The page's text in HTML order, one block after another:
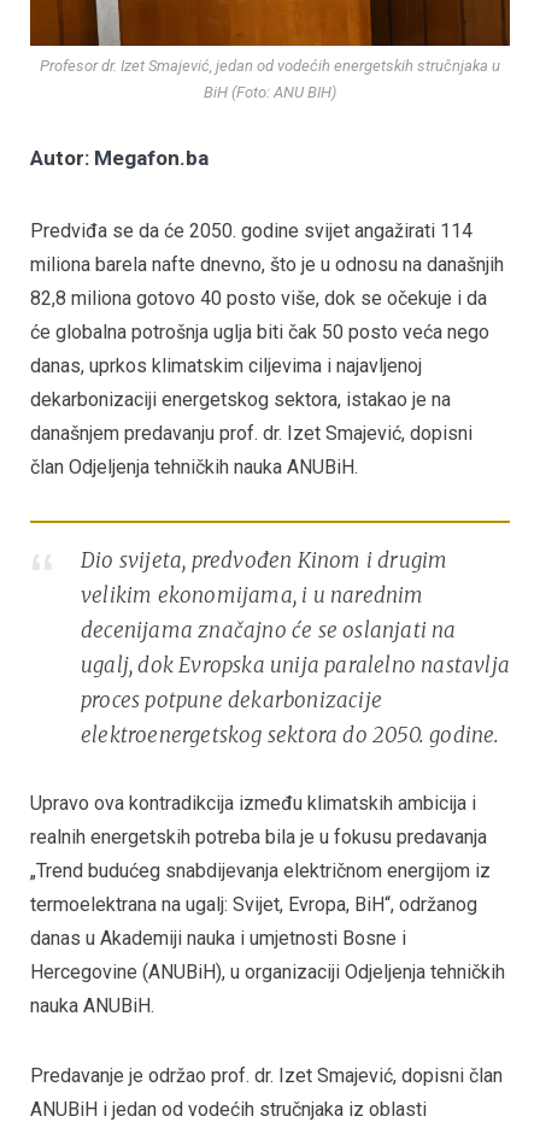
Profesor dr. Izet Smajević, jedan od vodećih energetskih stručnjaka u
BiH (Foto: ANU BIH)
Autor: Megafon.ba
Predviđa se da će 2050. godine svijet angažirati 114
miliona barela nafte dnevno, što je u odnosu na današnjih
82,8 miliona gotovo 40 posto više, dok se očekuje i da
će globalna potrošnja uglja biti čak 50 posto veća nego
danas, uprkos klimatskim ciljevima i najavljenoj
dekarbonizaciji energetskog sektora, istakao je na
današnjem predavanju prof. dr. Izet Smajević, dopisni
član Odjeljenja tehničkih nauka ANUBiH.
Dio svijeta, predvođen Kinom i drugim
velikim ekonomijama, i u narednim
decenijama značajno će se oslanjati na
ugalj, dok Evropska unija paralelno nastavlja
proces potpune dekarbonizacije
elektroenergetskog sektora do 2050. godine.
Upravo ova kontradikcija između klimatskih ambicija i
realnih energetskih potreba bila je u fokusu predavanja
„Trend budućeg snabdijevanja električnom energijom iz
termoelektrana na ugalj: Svijet, Evropa, BiH“, održanog
danas u Akademiji nauka i umjetnosti Bosne i
Hercegovine (ANUBiH), u organizaciji Odjeljenja tehničkih
nauka ANUBiH.
Predavanje je održao prof. dr. Izet Smajević, dopisni član
ANUBiH i jedan od vodećih stručnjaka iz oblasti